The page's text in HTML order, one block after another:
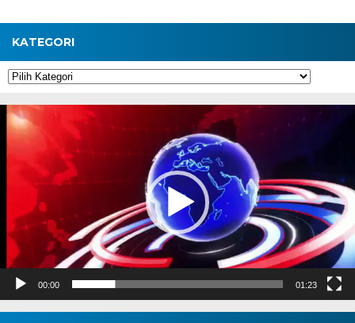
KATEGORI
Kategori
Pemutar
Video
00:00 01:23